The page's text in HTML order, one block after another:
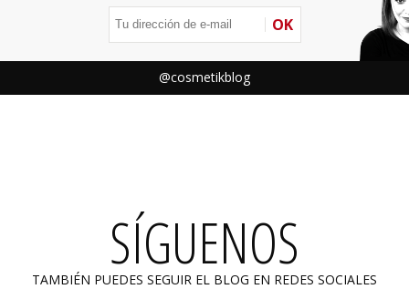
OK
@cosmetikblog
SÍGUENOS
TAMBIÉN PUEDES SEGUIR EL BLOG EN REDES SOCIALES